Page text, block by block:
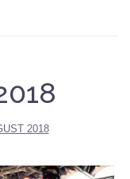
2018